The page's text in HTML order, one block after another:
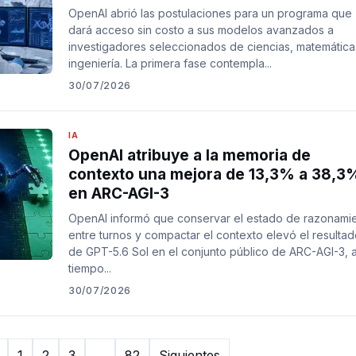
OpenAI abrió las postulaciones para un programa que
dará acceso sin costo a sus modelos avanzados a
investigadores seleccionados de ciencias,
ingeniería. La primera fase contempla...
30/07/2026
IA
OpenAI atribuye a la memoria de
contexto una mejora de 13,3% a
en ARC-AGI-3
OpenAI informó que conservar el estado de
entre turnos y compactar el contexto elevó el
de GPT-5.6 Sol en el conjunto público de ARC-AGI-3,
tiempo...
30/07/2026